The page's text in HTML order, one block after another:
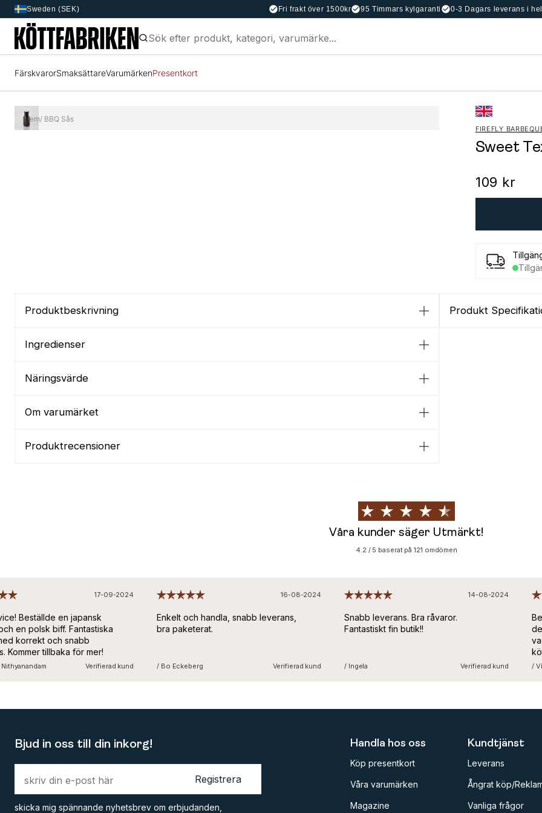
Sweden (SEK) Fri frakt över 1500kr 95 Timmars kylgaranti 0-3 Dagars leverans i
FärskvarorSmaksättareVarumärkenPresentkort
Hem/ BBQ Sås
FIREFLY
Sweet
109 kr
Produktbeskrivning
Ingredienser
Näringsvärde
Om varumärket
Produktrecensioner
Produkt
Våra kunder säger Utmärkt!
4.2 / 5 baserat på 121 omdömen
17-09-2024
Beställde en japansk
en polsk biff. Fantastiska
korrekt och snabb
Kommer tillbaka för mer!
Verifierad kund
16-08-2024
Enkelt och handla, snabb leverans,
bra paketerat.
/ Bo Eckeberg Verifierad kund
14-08-2024
Snabb leverans. Bra råvaror.
Fantastiskt fin butik!!
/ Ingela Verifierad kund /
Bjud in oss till din inkorg!
Registrera
skicka mig spännande nyhetsbrev om erbjudanden,
Handla hos oss
Köp presentkort
Våra varumärken
Magazine
Kundtjänst
Leverans
Ångrat köp/
Vanliga frågor